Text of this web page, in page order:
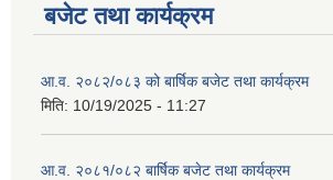
बजेट तथा कार्यक्रम
आ.व. २०८२/०८३ को बार्षिक बजेट तथा कार्यक्रम
मिति: 10/19/2025 - 11:27
आ.व. २०८१/०८२ बार्षिक बजेट तथा कार्यक्रम